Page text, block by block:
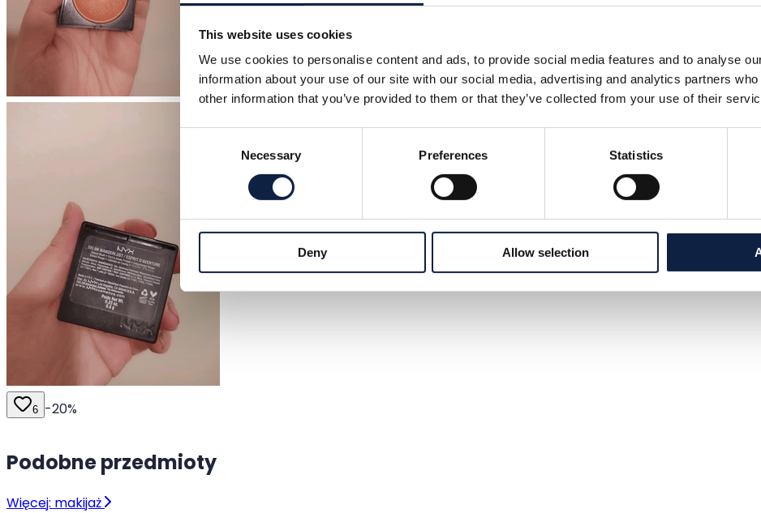
This website uses cookies
We use cookies to personalise content and ads, to provide social media features and to analyse
information about your use of our site with our social media, advertising and analytics partners
other information that you’ve provided to them or that they’ve collected from your use of their
Necessary Preferences Statistics
Deny Allow selection
6 -20%
Podobne przedmioty
Więcej: makijaż
@bing
Helsinki,